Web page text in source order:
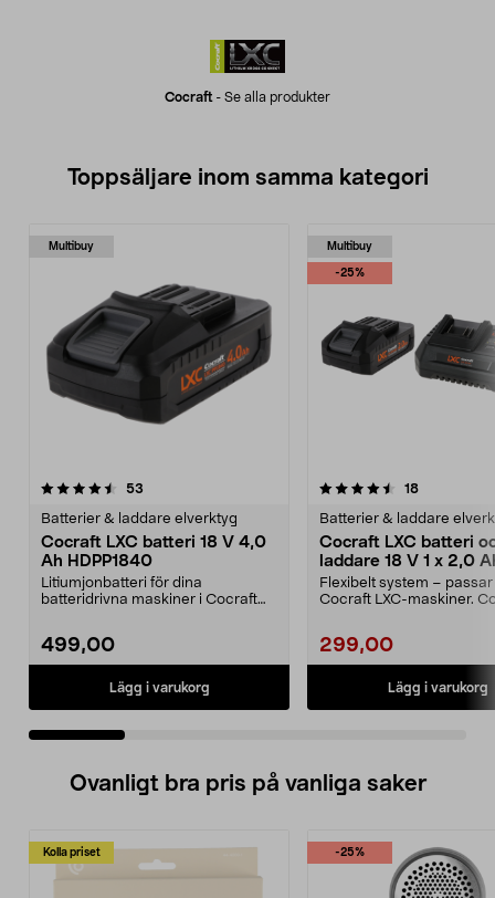
Cocraft - Se alla produkter
Toppsäljare inom samma kategori
Multibuy
53
Batterier & laddare elverktyg
Cocraft LXC batteri 18 V 4,0
Ah HDPP1840
Litiumjonbatteri för dina
batteridrivna maskiner i Cocraft
499,00
Lägg i varukorg
Multibuy
-25%
4.5 av 5 stjärnor 18recensioner
Batterier & laddare
Cocraft LXC batteri
laddare 18 V 1 x 2,0
CBS42
Flexibelt system – passar
Cocraft LXC-maskiner.
299,00
Lägg i varukorg
5.0 av 5 stjärnor
Ovanligt bra pris på vanliga saker
Kolla priset -25%